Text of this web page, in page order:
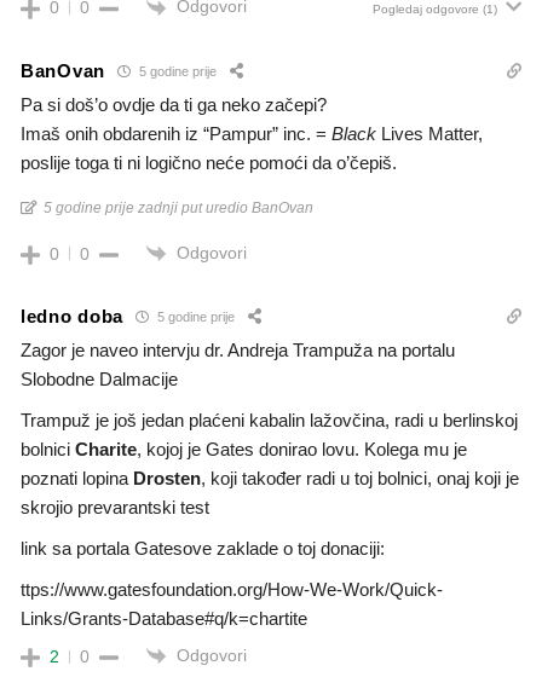
0 0 Odgovori Pogledaj odgovore (1)
BanOvan 5 godine prije
Pa si doš’o ovdje da ti ga neko začepi?
Imaš onih obdarenih iz “Pampur” inc. = Black Lives Matter,
poslije toga ti ni logično neće pomoći da o’čepiš.
5 godine prije zadnji put uredio BanOvan
0 0 Odgovori
ledno doba 5 godine prije
Zagor je naveo intervju dr. Andreja Trampuža na portalu
Slobodne Dalmacije
Trampuž je još jedan plaćeni kabalin lažovčina, radi u berlinskoj
bolnici Charite, kojoj je Gates donirao lovu. Kolega mu je
poznati lopina Drosten, koji također radi u toj bolnici, onaj koji je
skrojio prevarantski test
link sa portala Gatesove zaklade o toj donaciji:
ttps://www.gatesfoundation.org/How-We-Work/Quick-
Links/Grants-Database#q/k=chartite
2 0 Odgovori